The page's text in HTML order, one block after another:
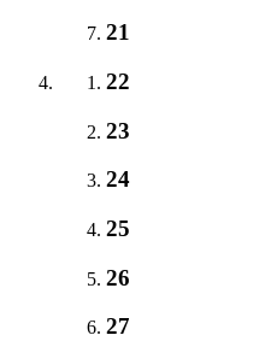
21
22
23
24
25
26
27